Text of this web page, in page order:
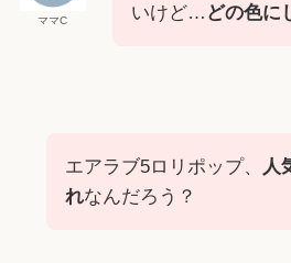
ママC
いけど… どの色に
エアラブ5ロリポップ、
人
れなんだろう？